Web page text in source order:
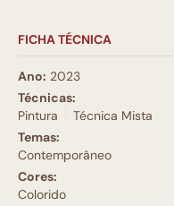
FICHA TÉCNICA
Ano: 2023
Técnicas:
Pintura
Técnica Mista
Temas:
Contemporâneo
Cores:
Colorido